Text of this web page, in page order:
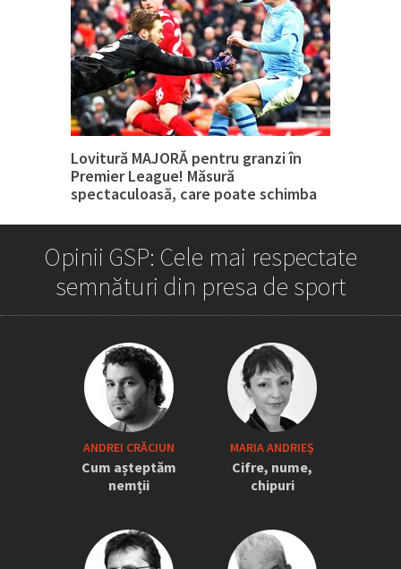
Lovitură MAJORĂ pentru granzi în
Premier League! Măsură
spectaculoasă, care poate schimba
„Iordănescu a tras sforile să revină la
națională” » Pițurcă face dezvăluiri
tari: „Dacă știam că vine el...” +
Scena din avion: „Era transfigurat”
Opinii GSP: Cele mai respectate
semnături din presa de sport
ANDREI CRĂCIUN
Cum așteptăm
nemții
MARIA ANDRIEŞ
Cifre, nume,
chipuri